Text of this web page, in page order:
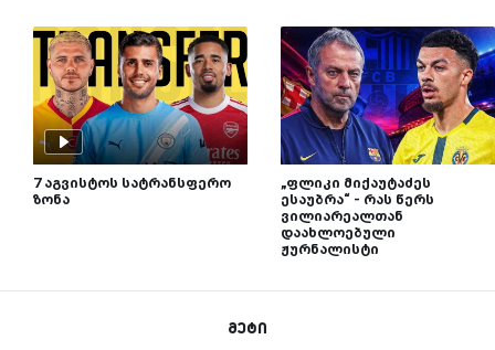
7 აგვისტოს სატრანსფერო
ზონა
„ფლიკი მიქაუტაძეს
ესაუბრა“ - რას წერს
ვილიარეალთან
დაახლოებული
ჟურნალისტი
მეტი